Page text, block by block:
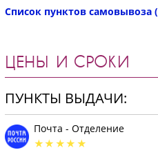
Список пунктов самовывоза
ЦЕНЫ И СРОКИ
ПУНКТЫ ВЫДАЧИ:
Почта - Отделение